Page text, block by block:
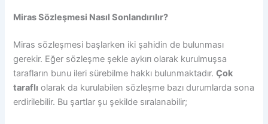
Miras Sözleşmesi Nasıl Sonlandırılır?
Miras sözleşmesi başlarken iki şahidin de bulunması
gerekir. Eğer sözleşme şekle aykırı olarak kurulmuşsa
tarafların bunu ileri sürebilme hakkı bulunmaktadır.Çok
taraflı olarak da kurulabilen sözleşme bazı durumlarda sona
erdirilebilir. Bu şartlar şu şekilde sıralanabilir;